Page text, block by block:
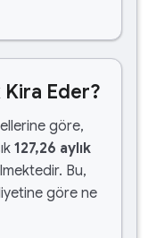
Kira Eder?
göre,
127,26 aylık
Bu,
göre ne